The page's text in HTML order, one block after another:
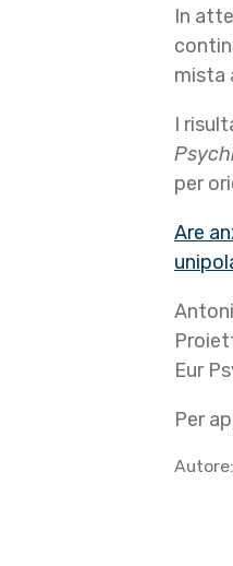
In
mista
I
per
Are
Eur
Per
Autore: